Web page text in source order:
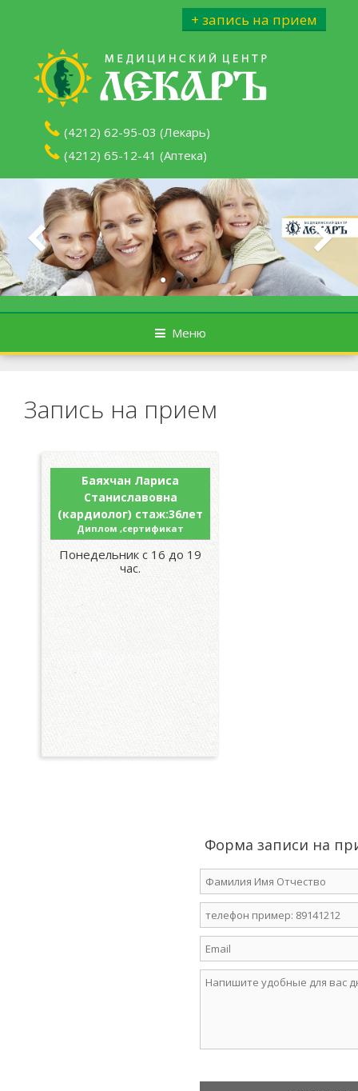
+ запись на прием
(4212) 62-95-03 (Лекарь)
(4212) 65-12-41 (Аптека)
Меню
Запись на прием
Баяхчан Лариса
Станиславовна
(кардиолог) стаж:36лет
Диплом ,сертификат
Понедельник с 16 до 19
час.
Форма записи на